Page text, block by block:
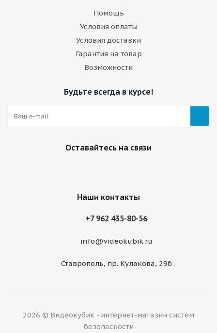
Помощь
Условия оплаты
Условия доставки
Гарантия на товар
Возможности
Будьте всегда в курсе!
Оставайтесь на связи
Наши контакты
+7 962 435-80-56
info@videokubik.ru
Ставрополь, ​пр. Кулакова, 29б
2026 © Видеокубик - интернет-магазин систем
безопасности